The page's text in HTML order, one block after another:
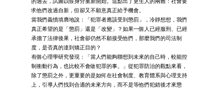
求他們改過自新，但卻又不願意真正給予機會。
當我們義憤填膺地說：「犯罪者應該受到懲罰」，冷靜想想，我們
真正希望的是「懲罰」還是「改變」？如果一個人已經服刑、已經
承擔了法律後果，社會卻仍然不願接受他們，那麼我們的司法制
度，是否真的達到矯正目的？
有個心理學研究發現：「當人們能夠聯想到未來的自己時，較能控
制衝動行為，也比較不會做犯罪的事。」從犯罪防治的觀點來看，
除了懲罰之外，更重要的是如何在社會制度、教育體系與心理支持
上，引導人們找到合適的未來方向，而不是等他們犯錯後才來懲